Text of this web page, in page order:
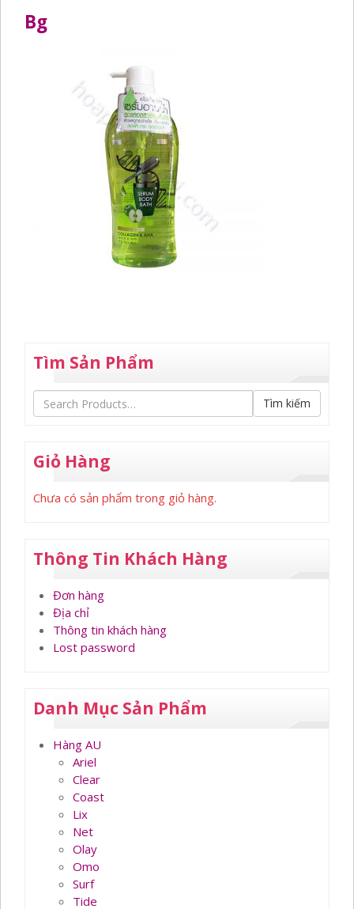
Bg
Tìm Sản Phẩm
Tìm kiếm
Giỏ Hàng
Chưa có sản phẩm trong giỏ hàng.
Thông Tin Khách Hàng
Đơn hàng
Địa chỉ
Thông tin khách hàng
Lost password
Danh Mục Sản Phẩm
Hàng AU
Ariel
Clear
Coast
Lix
Net
Olay
Omo
Surf
Tide